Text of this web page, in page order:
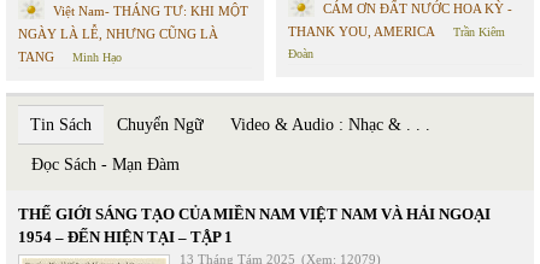
Việt Nam- THÁNG TƯ: KHI MỘT
NGÀY LÀ LỄ, NHƯNG CŨNG LÀ
TANG
Minh Hạo
CÁM ƠN ĐẤT NƯỚC HOA KỲ -
THANK YOU, AMERICA
Trần Kiêm
Đoàn
Tin Sách Chuyển Ngữ Video & Audio : Nhạc & . . .
Đọc Sách - Mạn Đàm
THẾ GIỚI SÁNG TẠO CỦA MIỀN NAM VIỆT NAM VÀ HẢI NGOẠI
1954 – ĐẾN HIỆN TẠI – TẬP 1
13 Tháng Tám 2025 (Xem: 12079)